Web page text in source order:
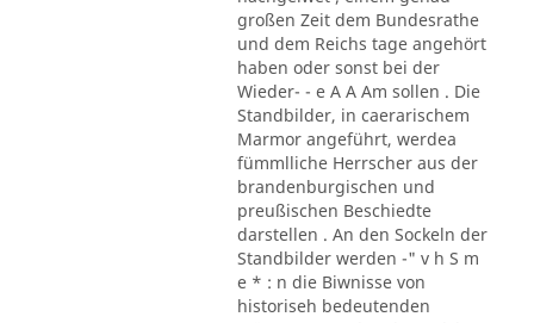
großen Zeit dem Bundesrathe
und dem Reichs tage angehört
haben oder sonst bei der
Wieder- - e A A Am sollen . Die
Standbilder, in caerarischem
Marmor angeführt, werdea
fümmlliche Herrscher aus der
brandenburgischen und
preußischen Beschiedte
darstellen . An den Sockeln der
Standbilder werden -" v h S m
e * : n die Biwnisse von
historiseh bedeutenden